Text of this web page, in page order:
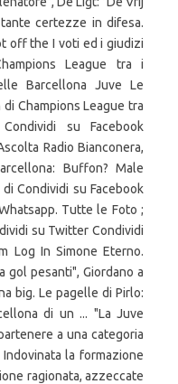
certezze in difesa.
off the I voti ed i giudizi
League tra i
Barcellona Juve Le
Champions League tra
su Facebook
Radio Bianconera,
Buffon? Male
Condividi su Facebook
Tutte le Foto ;
su Twitter Condividi
Log In Simone Eterno.
gol pesanti", Giordano a
big. Le pagelle di Pirlo:
di un ... "La Juve
a una categoria
la formazione
ragionata, azzeccate